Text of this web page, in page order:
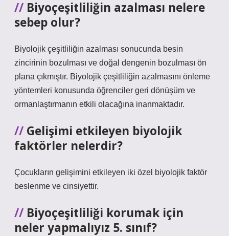
Biyoçeşitliliğin azalması nelere
sebep olur?
Biyolojik çeşitliliğin azalması sonucunda besin
zincirinin bozulması ve doğal dengenin bozulması ön
plana çıkmıştır. Biyolojik çeşitliliğin azalmasını önleme
yöntemleri konusunda öğrenciler geri dönüşüm ve
ormanlaştırmanın etkili olacağına inanmaktadır.
Gelişimi etkileyen biyolojik
faktörler nelerdir?
Çocukların gelişimini etkileyen iki özel biyolojik faktör
beslenme ve cinsiyettir.
Biyoçeşitliliği korumak için
neler yapmalıyız 5. sınıf?